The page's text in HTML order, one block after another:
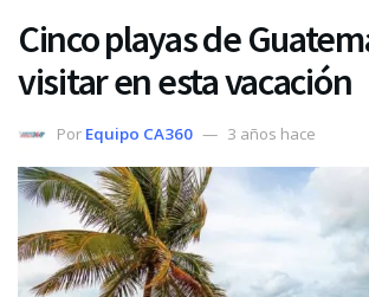
Cinco playas de
visitar en esta vacación
Por Equipo CA360 3 años hace